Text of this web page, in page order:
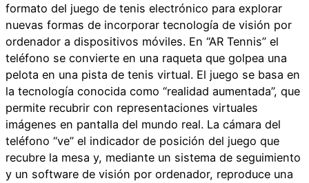
formato del juego de tenis electrónico para explorar
nuevas formas de incorporar tecnología de visión por
ordenador a dispositivos móviles. En “AR Tennis” el
teléfono se convierte en una raqueta que golpea una
pelota en una pista de tenis virtual. El juego se basa en
la tecnología conocida como “realidad aumentada”, que
permite recubrir con representaciones virtuales
imágenes en pantalla del mundo real. La cámara del
teléfono “ve” el indicador de posición del juego que
recubre la mesa y, mediante un sistema de seguimiento
y un software de visión por ordenador, reproduce una